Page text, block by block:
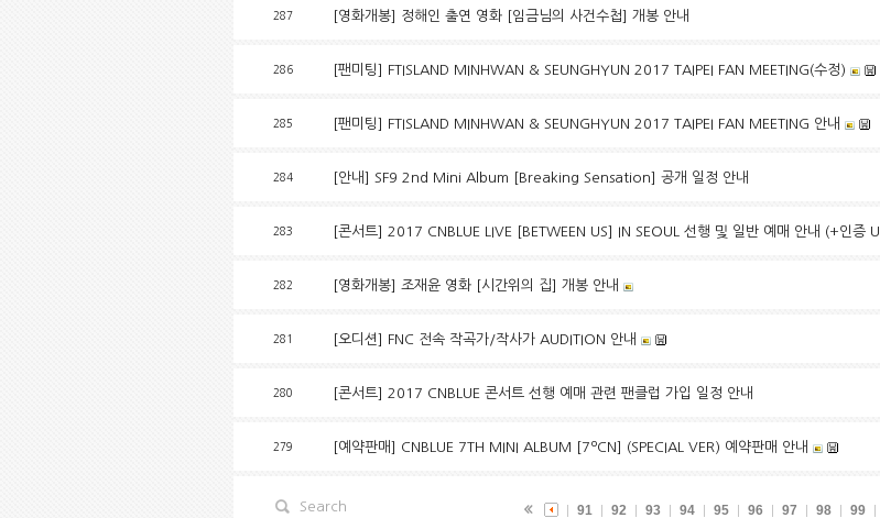
287 [영화개봉] 정해인 출연 영화 [임금님의 사건수첩] 개봉 안내
286 [팬미팅] FTISLAND MINHWAN & SEUNGHYUN 2017 TAIPEI FAN MEETING(수정)
285 [팬미팅] FTISLAND MINHWAN & SEUNGHYUN 2017 TAIPEI FAN MEETING 안내
284 [안내] SF9 2nd Mini Album [Breaking Sensation] 공개 일정 안내
283 [콘서트] 2017 CNBLUE LIVE [BETWEEN US] IN SEOUL 선행 및 일반 예매 안내 (+인증 U
282 [영화개봉] 조재윤 영화 [시간위의 집] 개봉 안내
281 [오디션] FNC 전속 작곡가/작사가 AUDITION 안내
280 [콘서트] 2017 CNBLUE 콘서트 선행 예매 관련 팬클럽 가입 일정 안내
279 [예약판매] CNBLUE 7TH MINI ALBUM [7ºCN] (SPECIAL VER) 예약판매 안내
91 92 93 94 95 96 97 98 99
Search